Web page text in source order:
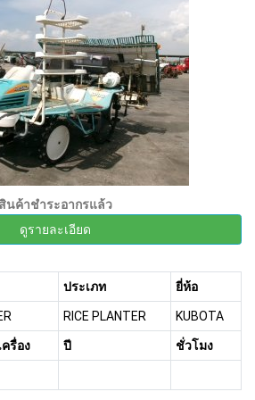
สินค้าชำระอากรแล้ว
ดูรายละเอียด
ประเภท ยี่ห้อ
RICE PLANTER KUBOTA
รื่อง ปี ชั่วโมง